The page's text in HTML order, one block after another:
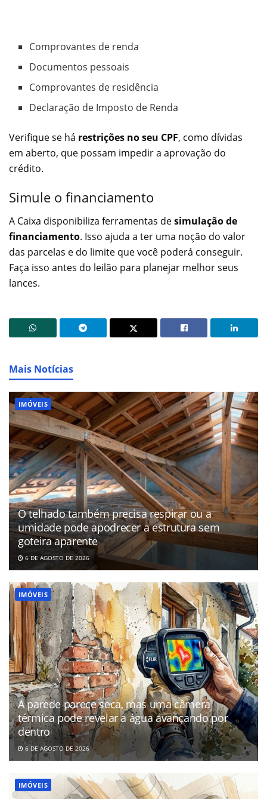
Comprovantes de renda
Documentos pessoais
Comprovantes de residência
Declaração de Imposto de Renda
Verifique se há restrições no seu CPF, como dívidas
em aberto, que possam impedir a aprovação do
crédito.
Simule o financiamento
A Caixa disponibiliza ferramentas desimulação de
financiamento. Isso ajuda a ter uma noção do valor
das parcelas e do limite que você poderá conseguir.
Faça isso antes do leilão para planejar melhor seus
lances.
Mais Notícias
IMÓVEIS
O telhado também precisa respirar ou a
umidade pode apodrecer a estrutura sem
goteira aparente
6 DE AGOSTO DE 2026
IMÓVEIS
A parede parece seca, mas uma câmera
térmica pode revelar a água avançando por
dentro
6 DE AGOSTO DE 2026
IMÓVEIS